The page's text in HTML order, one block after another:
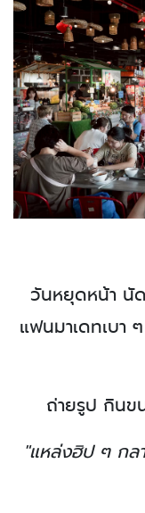
วันหยุดหน้า นั
แฟนมาเดทเบา
ถ่ายรูป กินข
"แหล่งฮิป ๆ กล